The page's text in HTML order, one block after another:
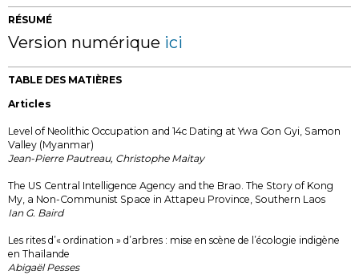
RÉSUMÉ
Version numérique ici
TABLE DES MATIÈRES
Articles
Level of Neolithic Occupation and 14c Dating at Ywa Gon Gyi, Samon
Valley (Myanmar)
Jean-Pierre Pautreau, Christophe Maitay
The US Central Intelligence Agency and the Brao. The Story of Kong
My, a Non-Communist Space in Attapeu Province, Southern Laos
Ian G. Baird
Les rites d’« ordination » d’arbres : mise en scène de l’écologie indigène
en Thaïlande
Abigaël Pesses